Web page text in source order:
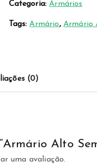
Categoria:Armários
Tags:Armário, Armário
(0)
Alto
uma avaliação.